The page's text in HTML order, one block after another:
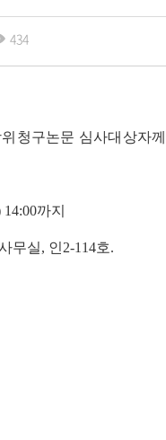
434
청구논문 심사대상자
까지
무실, 인2-114호.